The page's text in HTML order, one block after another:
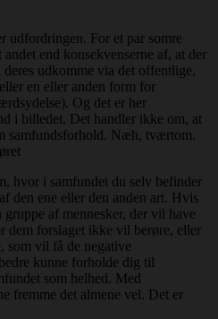
udfordringen. For et par somre
end konsekvenserne af, at der
udkomme via det offentlige,
en eller anden form for
Og det er her
i billedet. Det handler ikke om, at
samfundsforhold. Næh, tværtom.
hvor i samfundet du selv befinder
den ene eller den anden art. Hvis
af mennesker, der vil have
dem forslaget ikke vil berøre, eller
som vil få de negative
kunne forholde dig til
som helhed. Med
fremme det almene vel. Det er